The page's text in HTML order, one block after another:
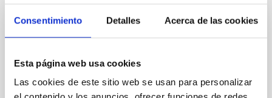
Consentimiento Detalles Acerca de las cookies
Esta página web usa cookies
Las cookies de este sitio web se usan para personalizar
model for the Jupiter Trojan (15094) Polymele, a
primary target of the NASA Lucy mission, obtained
Minimization over the combined two-night dataset
yields P rot = 5.762 ± 0.051 hr and a peak-to-peak
Alarcon, Miguel R. et al.